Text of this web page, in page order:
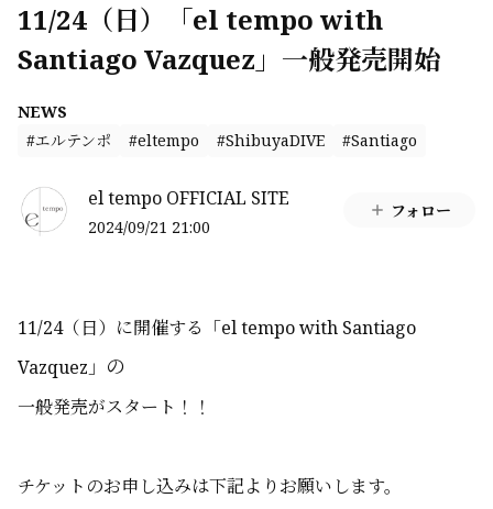
11/24（日）「el tempo with
Santiago Vazquez」一般発売開始
NEWS
#エルテンポ
#eltempo #ShibuyaDIVE #Santiago
el tempo OFFICIAL SITE
2024/09/21 21:00
フォロー
11/24（日）に開催する「el tempo with Santiago
Vazquez」 の
一般発売がスタート！！
チケットのお申し込みは下記よりお願いします。